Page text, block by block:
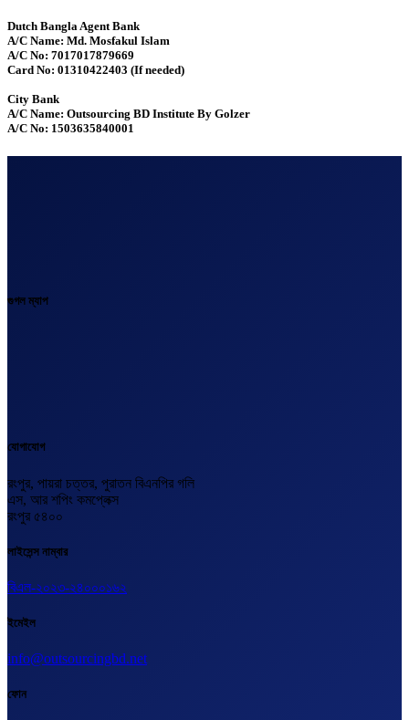
Dutch Bangla Agent Bank
A/C Name: Md. Mosfakul Islam
A/C No: 7017017879669
Card No: 01310422403 (If needed)
City Bank
A/C Name: Outsourcing BD Institute By Golzer
A/C No: 1503635840001
গুগল ম্যাপ
যোগাযোগ
রংপুর, পায়রা চত্তর, পুরাতন বিএনপির গলি
এস, আর শপিং কমপ্লেক্স
রংপুর ৫৪০০
লাইসেন্স নাম্বার
বিএল-২০২৩-২৪০০০১৬২
ইমেইল
info@outsourcingbd.net
ফোন